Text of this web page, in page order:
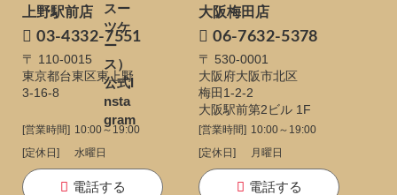
上野駅前店
03-4332-7551
〒 110-0015
東京都台東区東上野
3-16-8
[営業時間] 10:00～19:00
[定休日]
水曜日
電話する
大阪梅田店
06-7632-5378
〒 530-0001
大阪府大阪市北区
梅田1-2-2
大阪駅前第2ビル 1F
[営業時間] 10:00～19:00
[定休日]
月曜日
電話する